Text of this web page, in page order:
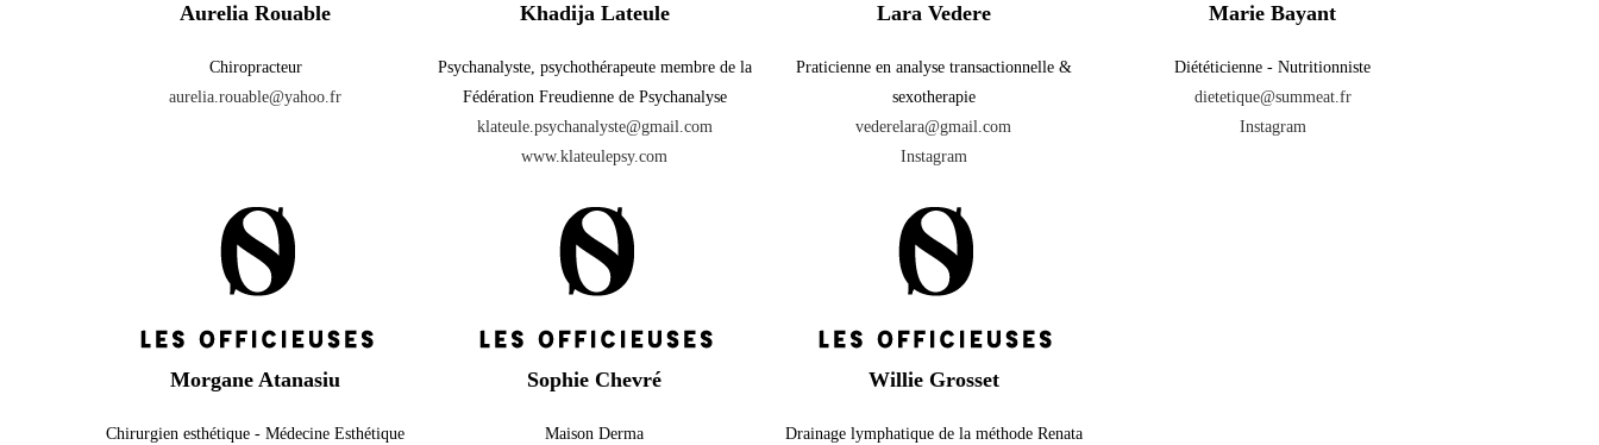
Aurelia Rouable
Chiropracteur
aurelia.rouable@yahoo.fr
Khadija Lateule
Psychanalyste, psychothérapeute membre de la
Fédération Freudienne de Psychanalyse
klateule.psychanalyste@gmail.com
www.klateulepsy.com
Lara Vedere
Praticienne en analyse transactionnelle &
sexotherapie
vederelara@gmail.com
Instagram
Marie Bayant
Diététicienne - Nutritionniste
dietetique@summeat.fr
Instagram
Morgane Atanasiu
Chirurgien esthétique - Médecine Esthétique
Sophie Chevré
Maison Derma
Willie Grosset
Drainage lymphatique de la méthode Renata